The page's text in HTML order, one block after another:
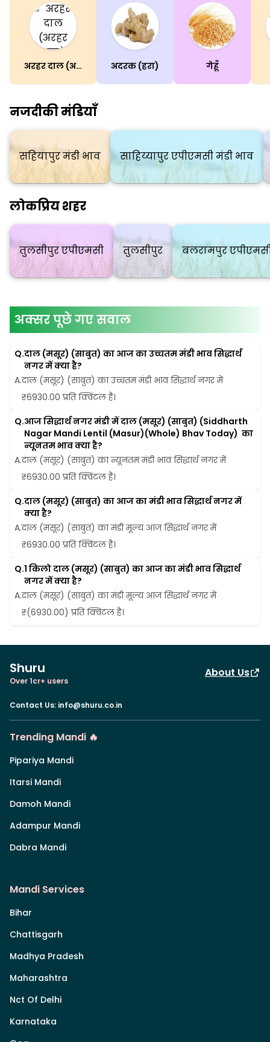
अरहर दाल (अरहर दाल) अदरक (हरा) गेहूँ
नजदीकी मंडियाँ
सहियापुर मंडी भाव साहिय्यापुर एपीएमसी मंडी भाव
लोकप्रिय शहर
तुलसीपुर एपीएमसी तुलसीपुर बलरामपुर
अक्सर पूछे गए सवाल
Q.दाल (मसूर) (साबुत) का आज का उच्चतम मंडी भाव सिद्धार्थ
नगर में क्या है?
A.दाल (मसूर) (साबुत) का उच्चतम मंडी भाव सिद्धार्थ नगर में
₹6930.00 प्रति क्विंटल है।
Q.आज सिद्धार्थ नगर मंडी में दाल (मसूर) (साबुत) (Siddharth
Nagar Mandi Lentil (Masur)(Whole) Bhav Today)  का
न्यूनतम भाव क्या है?
A.दाल (मसूर) (साबुत) का न्यूनतम मंडी भाव सिद्धार्थ नगर में
₹6930.00 प्रति क्विंटल है।
Q.दाल (मसूर) (साबुत) का आज का मंडी भाव सिद्धार्थ नगर में
क्या है?
A.दाल (मसूर) (साबुत) का मंडी मूल्य आज सिद्धार्थ नगर में
₹6930.00 प्रति क्विंटल है।
Q.1 किलो दाल (मसूर) (साबुत) का आज का मंडी भाव सिद्धार्थ
नगर में क्या है?
A.दाल (मसूर) (साबुत) का मंडी मूल्य आज सिद्धार्थ नगर में
₹(6930.00) प्रति क्विंटल है।
Shuru
Over 1cr+ users
About Us
Contact Us: info@shuru.co.in
Trending Mandi 🔥
Pipariya Mandi
Itarsi Mandi
Damoh Mandi
Adampur Mandi
Dabra Mandi
Mandi Services
Bihar
Chattisgarh
Madhya Pradesh
Maharashtra
Nct Of Delhi
Karnataka